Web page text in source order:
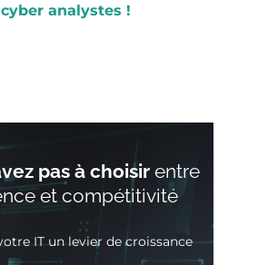
analystes !
pas à choisirentre
et compétitivité
IT un levier de croissance